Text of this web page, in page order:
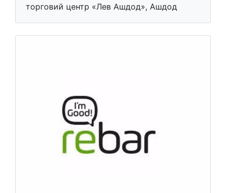
торговий центр «Лев Ашдод», Ашдод